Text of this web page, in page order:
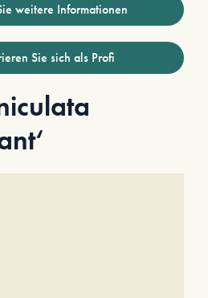
weitere Informationen
Sie sich als Profi